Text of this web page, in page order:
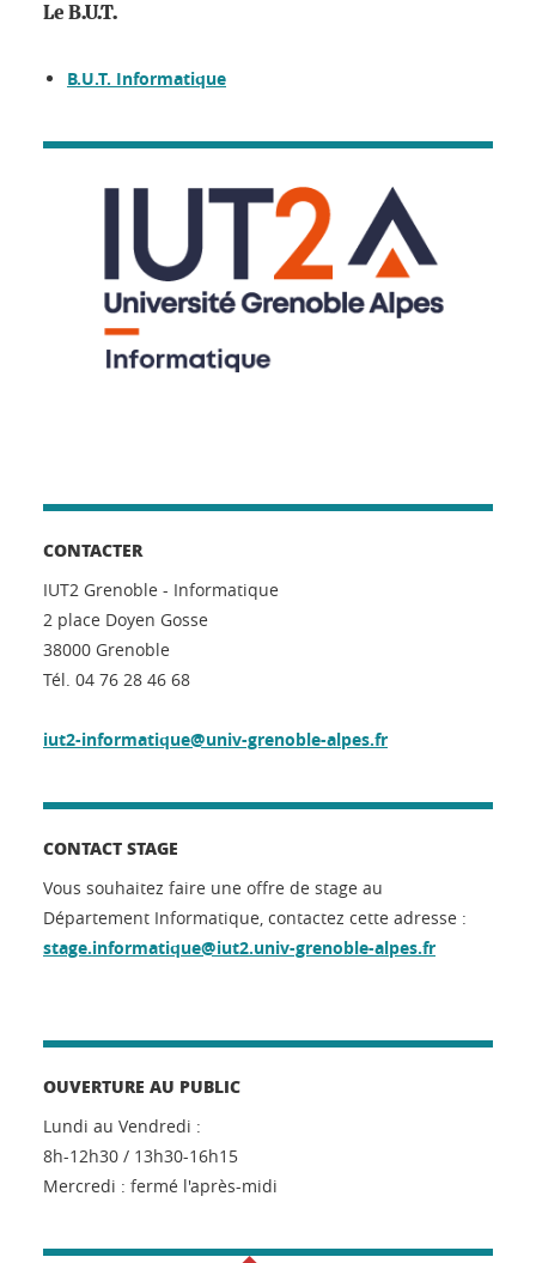
Le B.U.T.
B.U.T. Informatique
CONTACTER
IUT2 Grenoble - Informatique
2 place Doyen Gosse
38000 Grenoble
Tél. 04 76 28 46 68
iut2-informatique@univ-grenoble-alpes.fr
CONTACT STAGE
Vous souhaitez faire une offre de stage au
Département Informatique, contactez cette adresse :
stage.informatique@iut2.univ-grenoble-alpes.fr
OUVERTURE AU PUBLIC
Lundi au Vendredi :
8h-12h30 / 13h30-16h15
Mercredi : fermé l'après-midi